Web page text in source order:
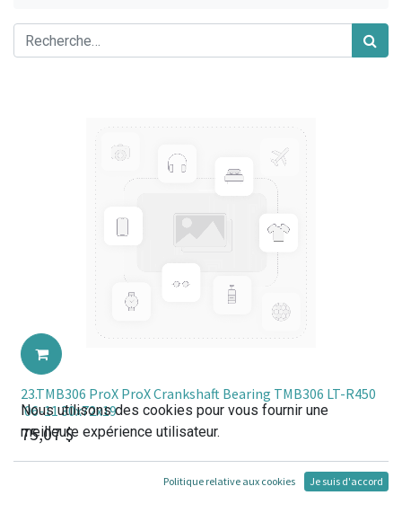
23.TMB306 ProX ProX Crankshaft Bearing TMB306 LT-R450
'06-11 30x72x19
75,07$
Nous utilisons des cookies pour vous fournir une
meilleure expérience utilisateur.
Politique relative aux cookies Je suis d'accord